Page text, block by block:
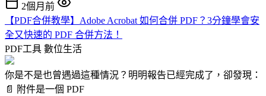
2個月前
【PDF合併教學】Adobe Acrobat 如何合併 PDF？3分鐘學會安
全又快速的 PDF 合併方法！
PDF工具 數位生活
你是不是也曾遇過這種情況？明明報告已經完成了，卻發現：
📄 附件是一個 PDF